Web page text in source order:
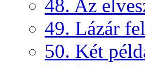
48. Az
49. Lázár
50. Két